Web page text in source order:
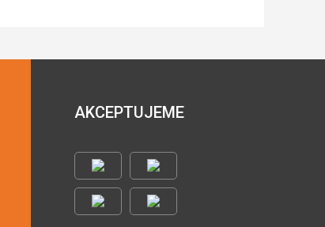
AKCEPTUJEME